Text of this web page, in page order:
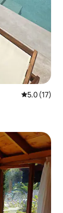
レビュー17
5.0 (17)